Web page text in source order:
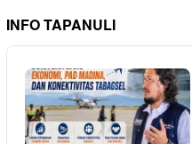
INFO TAPANULI